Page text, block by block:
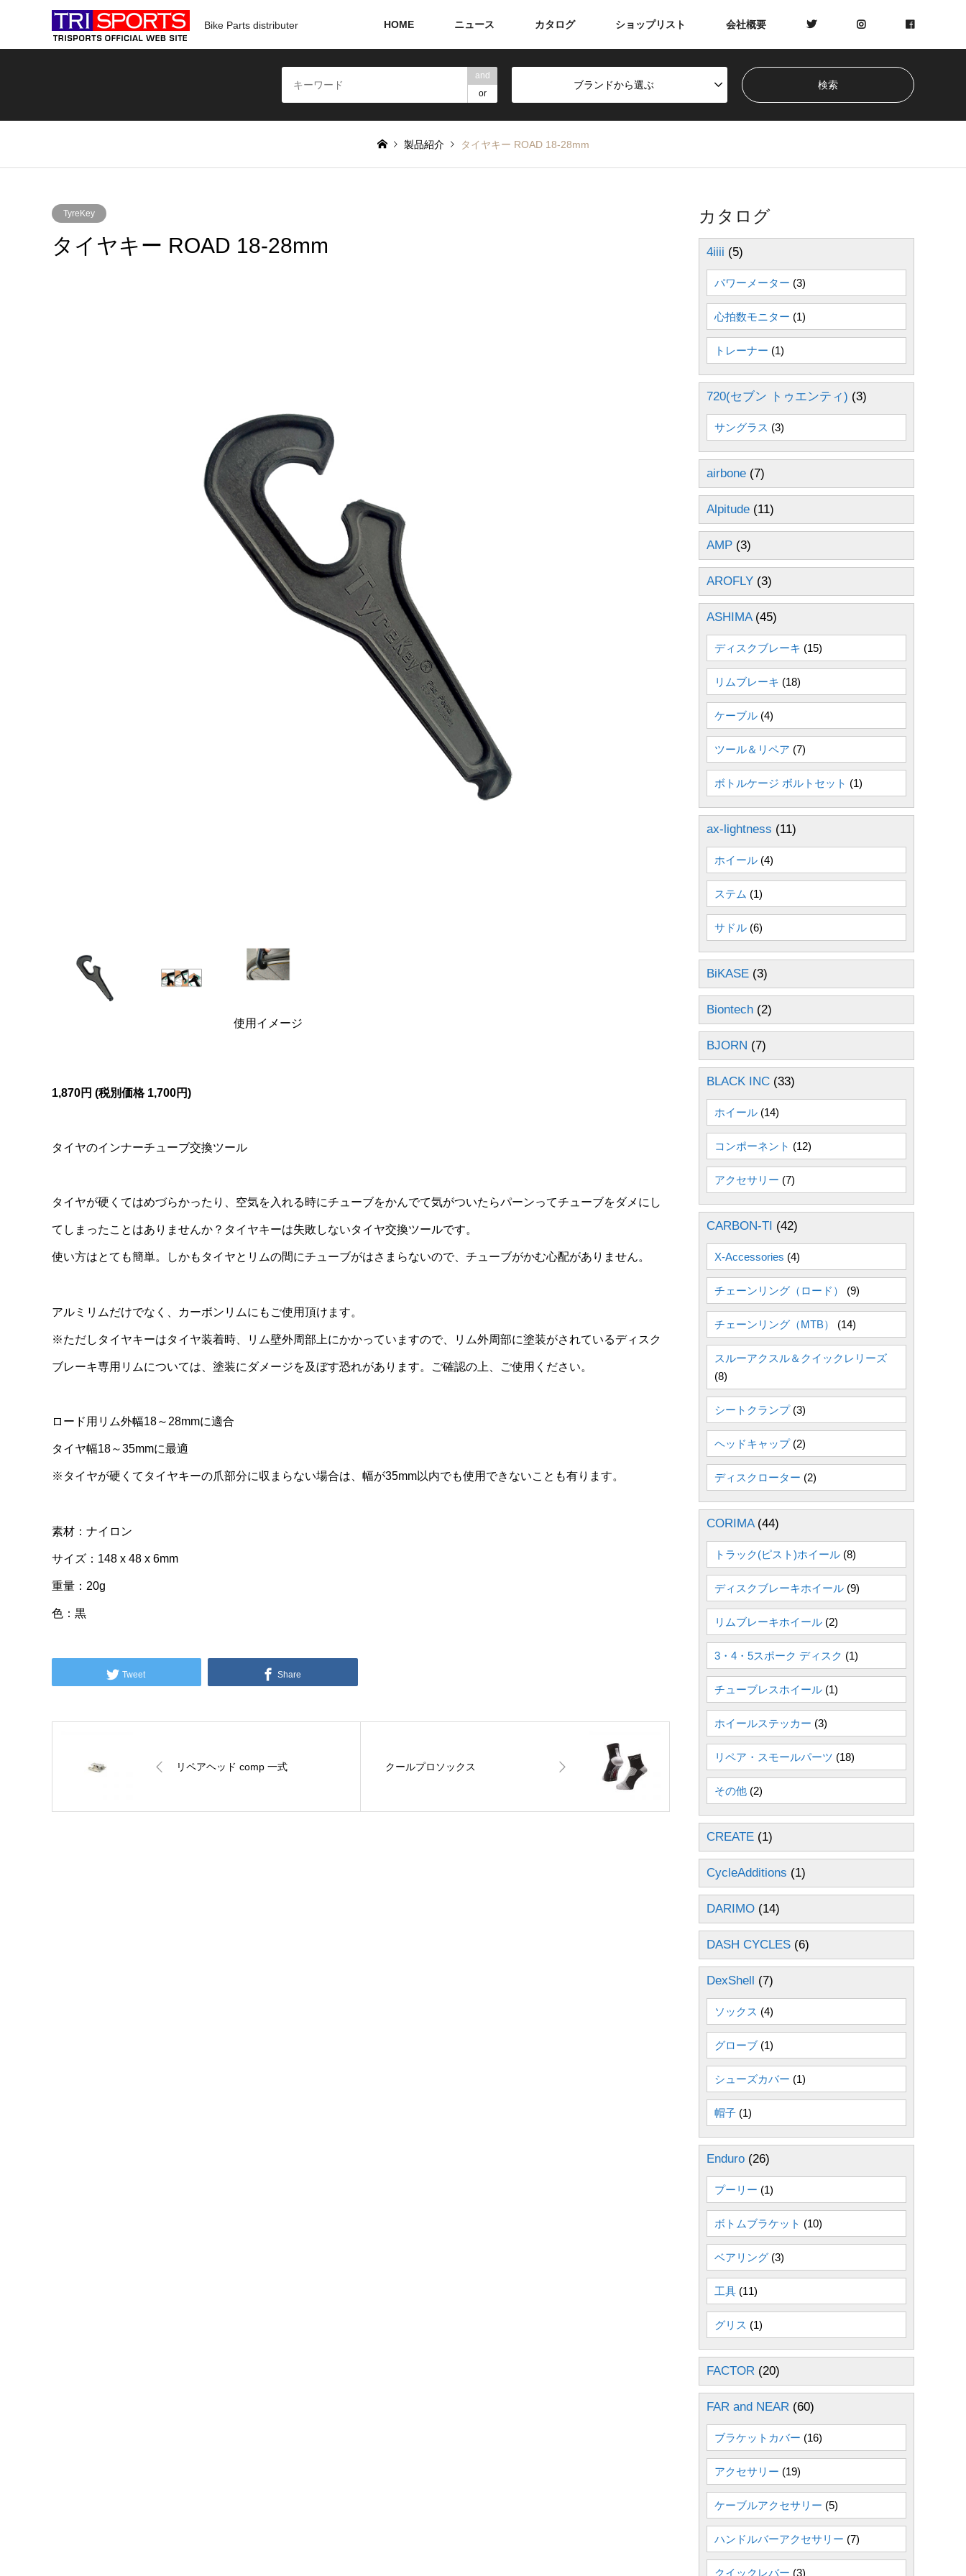
Bike Parts distributer HOME ニュース カタログ ショップリスト 会社概要
and
or
ブランドから選ぶ
製品紹介 タイヤキー ROAD 18-28mm
TyreKey
タイヤキー ROAD 18-28mm
使用イメージ
1,870円 (税別価格 1,700円)
タイヤのインナーチューブ交換ツール
タイヤが硬くてはめづらかったり、空気を入れる時にチューブをかんでて気がついたらパーンってチューブをダメにし
てしまったことはありませんか？タイヤキーは失敗しないタイヤ交換ツールです。
使い方はとても簡単。しかもタイヤとリムの間にチューブがはさまらないので、チューブがかむ心配がありません。
アルミリムだけでなく、カーボンリムにもご使用頂けます。
※ただしタイヤキーはタイヤ装着時、リム壁外周部上にかかっていますので、リム外周部に塗装がされているディスク
ブレーキ専用リムについては、塗装にダメージを及ぼす恐れがあります。ご確認の上、ご使用ください。
ロード用リム外幅18～28mmに適合
タイヤ幅18～35mmに最適
※タイヤが硬くてタイヤキーの爪部分に収まらない場合は、幅が35mm以内でも使用できないことも有ります。
素材：ナイロン
サイズ：148 x 48 x 6mm
重量：20g
色：黒
Tweet Share
リペアヘッド comp 一式 クールプロソックス
カタログ
4iiii (5)
パワーメーター (3)
心拍数モニター (1)
トレーナー (1)
720(セブン トゥエンティ) (3)
サングラス (3)
airbone (7)
Alpitude (11)
AMP (3)
AROFLY (3)
ASHIMA(45)
ディスクブレーキ (15)
リムブレーキ (18)
ケーブル (4)
ツール＆リペア (7)
ボトルケージ ボルトセット (1)
ax-lightness (11)
ホイール (4)
ステム (1)
サドル (6)
BiKASE (3)
Biontech (2)
BJORN (7)
BLACK INC (33)
ホイール (14)
コンポーネント (12)
アクセサリー (7)
CARBON-TI (42)
X-Accessories (4)
チェーンリング（ロード） (9)
チェーンリング（MTB） (14)
スルーアクスル＆クイックレリーズ
(8)
シートクランプ(3)
ヘッドキャップ(2)
ディスクローター (2)
CORIMA(44)
トラック(ピスト)ホイール (8)
ディスクブレーキホイール (9)
リムブレーキホイール (2)
3・4・5スポーク ディスク (1)
チューブレスホイール (1)
ホイールステッカー (3)
リペア・スモールパーツ (18)
その他 (2)
CREATE (1)
CycleAdditions (1)
DARIMO (14)
DASH CYCLES (6)
DexShell (7)
ソックス (4)
グローブ (1)
シューズカバー (1)
帽子 (1)
Enduro (26)
プーリー (1)
ボトムブラケット (10)
ベアリング (3)
工具 (11)
グリス (1)
FACTOR (20)
FAR and NEAR (60)
ブラケットカバー (16)
アクセサリー (19)
ケーブルアクセサリー (5)
ハンドルバーアクセサリー (7)
クイックレバー (3)